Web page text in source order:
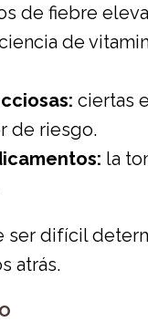
de fiebre
de
ciertas
de riesgo.
la
ser difícil
atrás.